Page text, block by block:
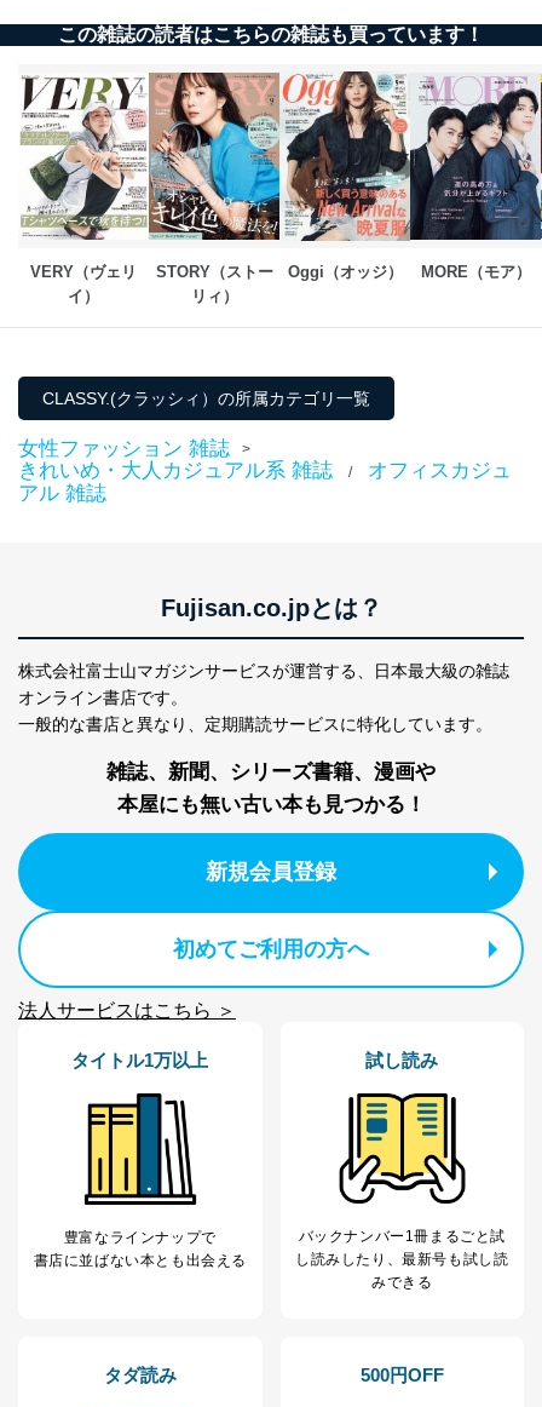
この雑誌の読者はこちらの雑誌も買っています！
VERY（ヴェリ
イ）
STORY（ストー
リィ）
Oggi（オッジ） MORE（モア）
CLASSY.(クラッシィ）の所属カテゴリ一覧
女性ファッション 雑誌 >
きれいめ・大人カジュアル系 雑誌 /
オフィスカジュ
アル 雑誌
Fujisan.co.jpとは？
株式会社富士山マガジンサービスが運営する、
日本最大級の雑誌
オンライン書店です。
一般的な書店と異なり、 定期購読サービスに特化しています。
雑誌、新聞、シリーズ書籍、漫画や
本屋にも無い古い本も見つかる！
新規会員登録
初めてご利用の方へ
法人サービスはこちら ＞
タイトル1万以上
豊富なラインナップで
書店に並ばない本とも出会える
試し読み
バックナンバー1冊まるごと試
し読み したり、最新号も試し読
みできる
タダ読み 500円OFF